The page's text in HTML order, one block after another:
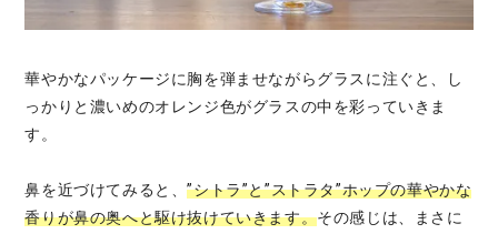
華やかなパッケージに胸を弾ませながらグラスに注ぐと、し
っかりと濃いめのオレンジ色がグラスの中を彩っていきま
す。
鼻を近づけてみると、”シトラ”と”ストラタ”ホップの華やかな
香りが鼻の奥へと駆け抜けていきます。その感じは、まさに